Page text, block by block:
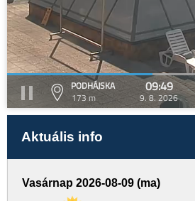
PODHÁJSKA
173 m
09:49
9. 8. 2026
Aktuális info
Vasárnap 2026-08-09 (ma)